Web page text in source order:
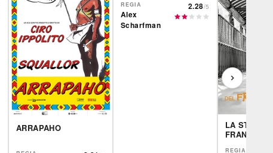
ARRAPAHO
REGIA
Alex
Scharfman
2.28/5
LA STORIA
FRANK E
REGIA